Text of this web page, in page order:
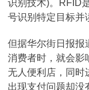
识别技术)。RFID
号识别特定目标并
但据华尔街日报报
消费者时，就会影
无人便利店，同时
出现支付问题却没